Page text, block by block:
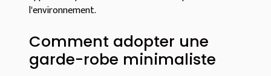
l'environnement.
Comment adopter une
garde-robe minimaliste